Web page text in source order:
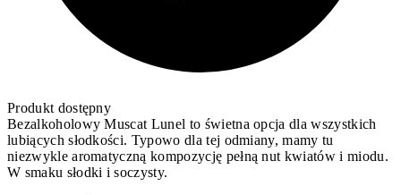
Produkt dostępny
Bezalkoholowy Muscat Lunel to świetna opcja dla wszystkich
lubiących słodkości. Typowo dla tej odmiany, mamy tu
niezwykle aromatyczną kompozycję pełną nut kwiatów i miodu.
W smaku słodki i soczysty.